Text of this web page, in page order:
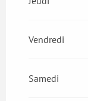
Vendredi
Samedi